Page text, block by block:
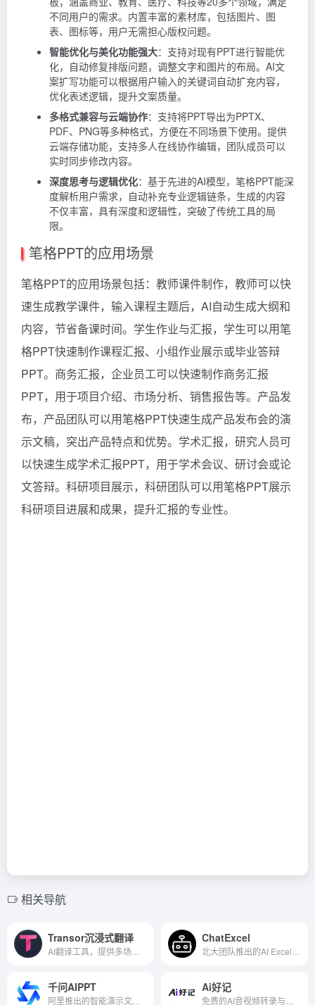
不同用户的需求。内置丰富的素材库，包括图片、图
表、图标等，用户无需担心版权问题。
智能优化与美化功能强大：支持对现有PPT进行智能优
化，自动修复排版问题，调整文字和图片的布局。AI文
案扩写功能可以根据用户输入的关键词自动扩充内容，
优化表述逻辑，提升文案质量。
多格式兼容与云端协作：支持将PPT导出为PPTX、
PDF、PNG等多种格式，方便在不同场景下使用。提供
云端存储功能，支持多人在线协作编辑，团队成员可以
实时同步修改内容。
深度思考与逻辑优化：基于先进的AI模型，笔格PPT能深
度解析用户需求，自动补充专业逻辑链条，生成的内容
不仅丰富，具有深度和逻辑性，突破了传统工具的局
限。
笔格PPT的应用场景
笔格PPT的应用场景包括：教师课件制作，教师可以快
速生成教学课件，输入课程主题后，AI自动生成大纲和
内容，节省备课时间。学生作业与汇报，学生可以用笔
格PPT快速制作课程汇报、小组作业展示或毕业答辩
PPT。商务汇报，企业员工可以快速制作商务汇报
PPT，用于项目介绍、市场分析、销售报告等。产品发
布，产品团队可以用笔格PPT快速生成产品发布会的演
示文稿，突出产品特点和优势。学术汇报，研究人员可
以快速生成学术汇报PPT，用于学术会议、研讨会或论
文答辩。科研项目展示，科研团队可以用笔格PPT展示
科研项目进展和成果，提升汇报的专业性。
相关导航
Transor沉浸式翻译 ChatExcel
千问AIPPT Ai好记